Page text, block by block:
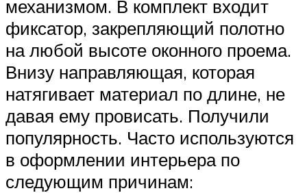
механизмом. В комплект входит
фиксатор, закрепляющий полотно
на любой высоте оконного проема.
Внизу направляющая, которая
натягивает материал по длине, не
давая ему провисать. Получили
популярность. Часто используются
в оформлении интерьера по
следующим причинам: